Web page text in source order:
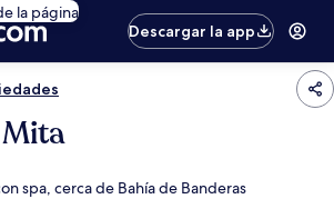
la página
Descargar la app
spa, cerca de Bahía de Banderas